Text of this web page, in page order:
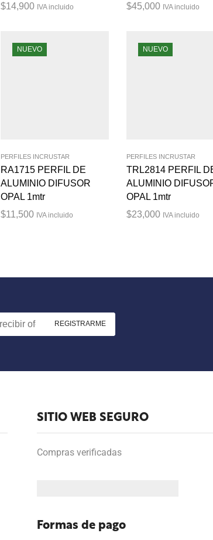
$14,900 IVA incluido
$45,000 IVA incluido
NUEVO
PERFILES INCRUSTAR
RA1715 PERFIL DE
ALUMINIO DIFUSOR
OPAL 1mtr
$11,500 IVA incluido
NUEVO
PERFILES INCRUSTAR
TRL2814 PERFIL
ALUMINIO
OPAL 1mtr
$23,000 IVA incluido
SITIO WEB SEGURO
Compras verificadas
Formas de pago